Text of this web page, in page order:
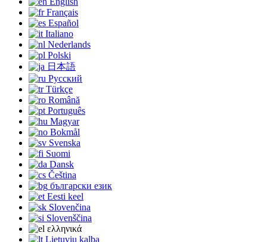
Français
Español
Italiano
Nederlands
Polski
日本語
Русский
Türkçe
Română
Português
Magyar
Bokmål
Svenska
Suomi
Dansk
Čeština
български език
Eesti keel
Slovenčina
Slovenščina
ελληνικά
Lietuvių kalba